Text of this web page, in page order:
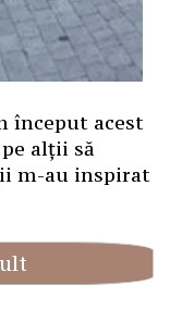
început acest
alții să
m-au inspirat